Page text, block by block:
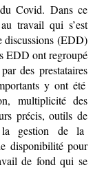
Covid. Dans ce
travail qui s’est
discussions (EDD)
EDD ont regroupé
des prestataires
y ont été
multiplicité des
précis, outils de
gestion de la
disponibilité pour
de fondqui se